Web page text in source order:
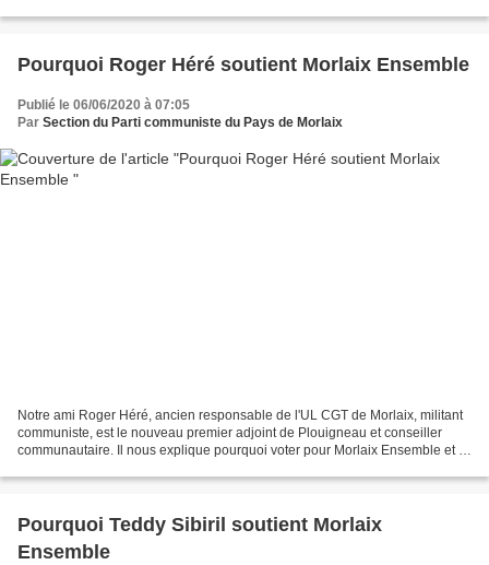
Pourquoi Roger Héré soutient Morlaix Ensemble
Publié le 06/06/2020 à 07:05
Par Section du Parti communiste du Pays de Morlaix
Notre ami Roger Héré, ancien responsable de l'UL CGT de Morlaix, militant
communiste, est le nouveau premier adjoint de Plouigneau et conseiller
communautaire. Il nous explique pourquoi voter pour Morlaix Ensemble et la
Pourquoi Teddy Sibiril soutient Morlaix
Ensemble